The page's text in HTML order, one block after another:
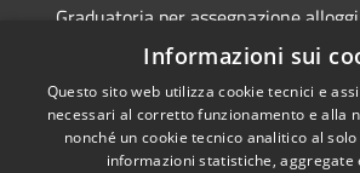
Graduatoria per assegnazione
Informazioni sui
Questo sito web utilizza cookie tecnici e
necessari al corretto funzionamento e alla
nonché un cookie tecnico analitico al
informazioni statistiche, aggregate